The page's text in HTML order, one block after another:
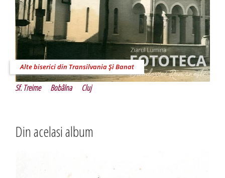
Alte biserici din Transilvania Şi Banat
Sf. Treime Bobâlna Cluj
Din acelasi album